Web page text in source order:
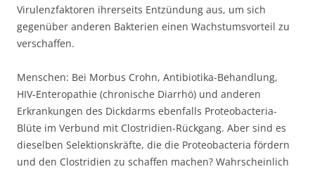
Virulenzfaktoren ihrerseits Entzündung aus, um sich
gegenüber anderen Bakterien einen Wachstumsvorteil zu
verschaffen.
Menschen: Bei Morbus Crohn, Antibiotika-Behandlung,
HIV-Enteropathie (chronische Diarrhö) und anderen
Erkrankungen des Dickdarms ebenfalls Proteobacteria-
Blüte im Verbund mit Clostridien-Rückgang. Aber sind es
dieselben Selektionskräfte, die die Proteobacteria fördern
und den Clostridien zu schaffen machen? Wahrscheinlich